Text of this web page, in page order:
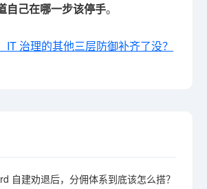
自己在哪一步该停手。
IT 治理的其他三层防御补齐了没？
自建劝退后，分佣体系到底该怎么搭？